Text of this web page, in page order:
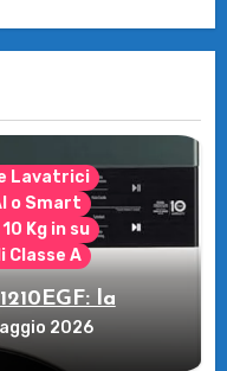
Lavatrici
o Smart
Kg in su
Classe A
la
il tuo bucato!
2026